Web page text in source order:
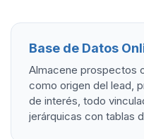
Base de Datos
Almacene prospectos
como origen del lead,
de interés, todo
jerárquicas con tablas